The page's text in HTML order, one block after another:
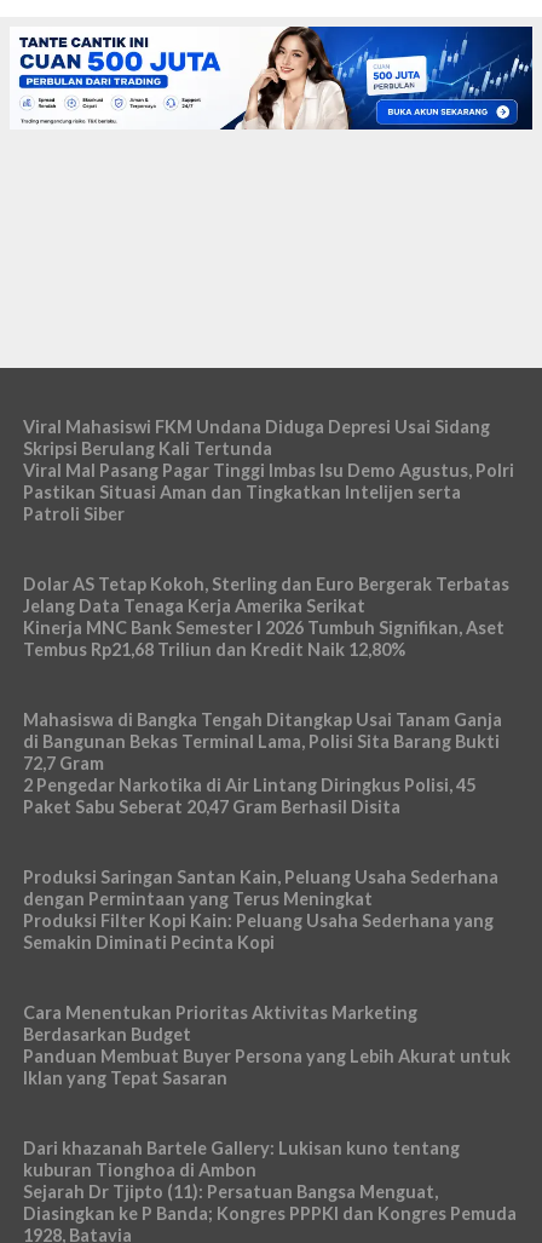
Viral Mahasiswi FKM Undana Diduga Depresi Usai Sidang
Skripsi Berulang Kali Tertunda
Viral Mal Pasang Pagar Tinggi Imbas Isu Demo Agustus, Polri
Pastikan Situasi Aman dan Tingkatkan Intelijen serta
Patroli Siber
Dolar AS Tetap Kokoh, Sterling dan Euro Bergerak Terbatas
Jelang Data Tenaga Kerja Amerika Serikat
Kinerja MNC Bank Semester I 2026 Tumbuh Signifikan, Aset
Tembus Rp21,68 Triliun dan Kredit Naik 12,80%
Mahasiswa di Bangka Tengah Ditangkap Usai Tanam Ganja
di Bangunan Bekas Terminal Lama, Polisi Sita Barang Bukti
72,7 Gram
2 Pengedar Narkotika di Air Lintang Diringkus Polisi, 45
Paket Sabu Seberat 20,47 Gram Berhasil Disita
Produksi Saringan Santan Kain, Peluang Usaha Sederhana
dengan Permintaan yang Terus Meningkat
Produksi Filter Kopi Kain: Peluang Usaha Sederhana yang
Semakin Diminati Pecinta Kopi
Cara Menentukan Prioritas Aktivitas Marketing
Berdasarkan Budget
Panduan Membuat Buyer Persona yang Lebih Akurat untuk
Iklan yang Tepat Sasaran
Dari khazanah Bartele Gallery: Lukisan kuno tentang
kuburan Tionghoa di Ambon
Sejarah Dr Tjipto (11): Persatuan Bangsa Menguat,
Diasingkan ke P Banda; Kongres PPPKI dan Kongres Pemuda
1928, Batavia